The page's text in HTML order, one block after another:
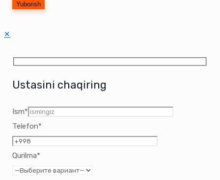
✕
Ustasini chaqiring
Ism*
Telefon*
Qurilma*